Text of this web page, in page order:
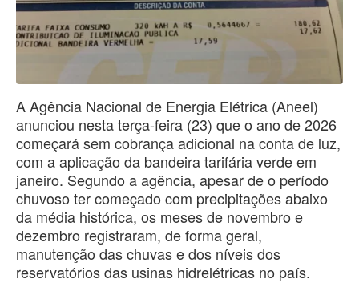
A Agência Nacional de Energia Elétrica (Aneel)
anunciou nesta terça-feira (23) que o ano de 2026
começará sem cobrança adicional na conta de luz,
com a aplicação da bandeira tarifária verde em
janeiro. Segundo a agência, apesar de o período
chuvoso ter começado com precipitações abaixo
da média histórica, os meses de novembro e
dezembro registraram, de forma geral,
manutenção das chuvas e dos níveis dos
reservatórios das usinas hidrelétricas no país.